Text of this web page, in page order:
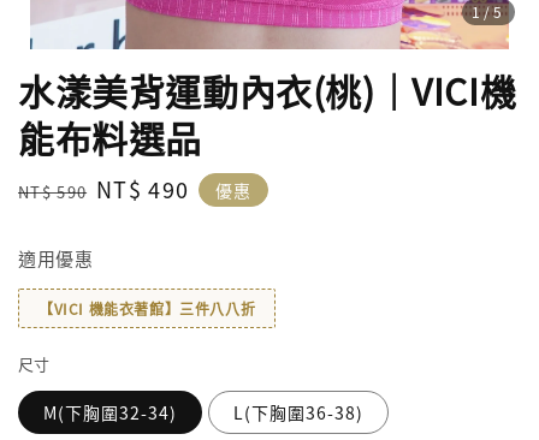
1/5
水漾美背運動內衣(桃)｜VICI機
能布料選品
Regular
NT$ 590 Sale
NT$ 490 優惠
適用優惠
【VICI 機能衣著館】三件八八折
尺寸
M(下胸圍32-34) L(下胸圍36-38)